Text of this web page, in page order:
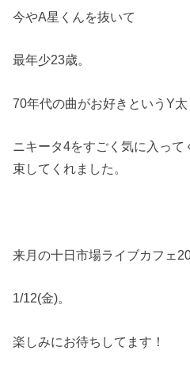
今やA星くんを抜いて
最年少23歳。
70年代の曲がお好きというY太
ニキータ4をすごく気に入っ
束してくれました。
来月の十日市場ライブカフェ
1/12(金)。
楽しみにお待ちしてます！